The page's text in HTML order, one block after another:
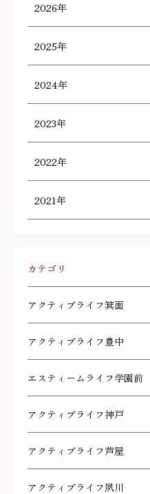
2026年
2025年
2024年
2023年
2022年
2021年
カテゴリ
アクティブライフ箕面
アクティブライフ豊中
エスティームライフ学園前
アクティブライフ神戸
アクティブライフ芦屋
アクティブライフ夙川